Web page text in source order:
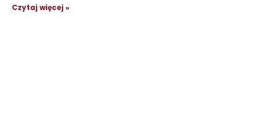
Czytaj więcej »